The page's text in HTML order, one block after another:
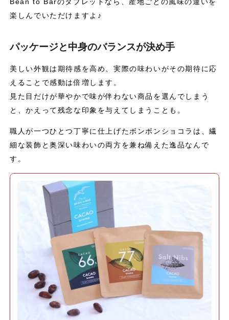
楽しんでいただけますよ♪
パッケージと中身のバランスが決め手
美しい外観は期待感を高め、実際の味わいがその期待に応
えることで感動は倍増します。
見た目だけが華やかで味が伴わない商品を選んでしまう
と、かえって残念な印象を与えてしまうことも。
職人が一つひとつ丁寧に仕上げたボンボンショコラは、繊
細な装飾と奥深い味わいの両方を兼ね備えた逸品なんで
す。